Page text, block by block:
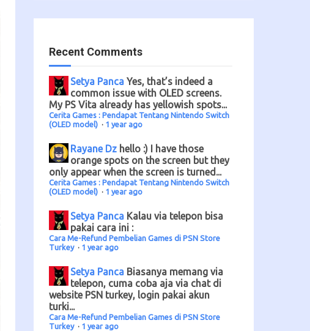
Recent Comments
Setya Panca Yes, that’s indeed a
common issue with OLED screens.
My PS Vita already has yellowish spots...
Cerita Games : Pendapat Tentang Nintendo Switch
(OLED model) · 1 year ago
Rayane Dz hello :) I have those
orange spots on the screen but they
only appear when the screen is turned...
Cerita Games : Pendapat Tentang Nintendo Switch
(OLED model) · 1 year ago
Setya Panca Kalau via telepon bisa
pakai cara ini :
Cara Me-Refund Pembelian Games di PSN Store
Turkey · 1 year ago
Setya Panca Biasanya memang via
telepon, cuma coba aja via chat di
website PSN turkey, login pakai akun
turki...
Cara Me-Refund Pembelian Games di PSN Store
Turkey · 1 year ago